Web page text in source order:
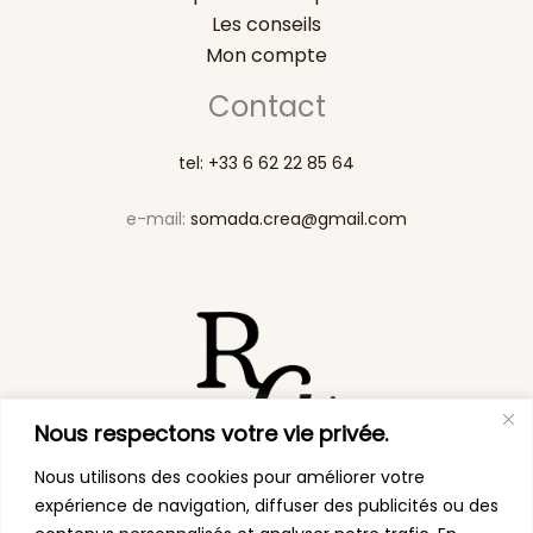
Nous respectons votre vie privée.
Nous utilisons des cookies pour améliorer votre
expérience de navigation, diffuser des publicités ou des
Les conseils
Mon compte
Contact
tel: +33 6 62 22 85 64
e-mail: somada.crea@gmail.com
Politique de confidentialité |